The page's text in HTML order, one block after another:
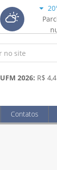
UFM 2026: R$
Contatos